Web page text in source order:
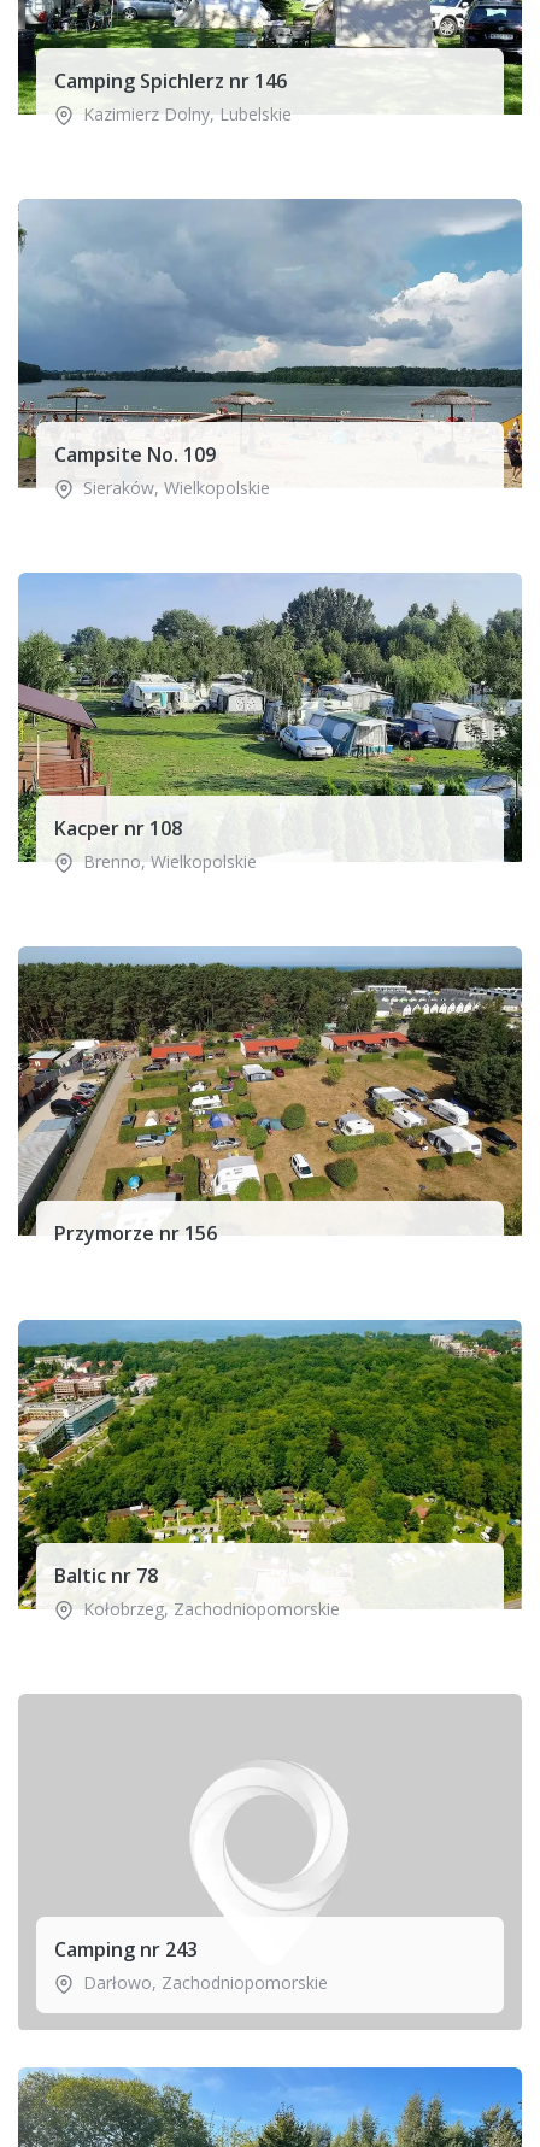
Camping Spichlerz nr 146
Kazimierz Dolny, Lubelskie
Campsite No. 109
Sieraków, Wielkopolskie
Kacper nr 108
Brenno,Wielkopolskie
Przymorze nr 156
Baltic nr 78
Kołobrzeg, Zachodniopomorskie
Camping nr 243
Darłowo, Zachodniopomorskie